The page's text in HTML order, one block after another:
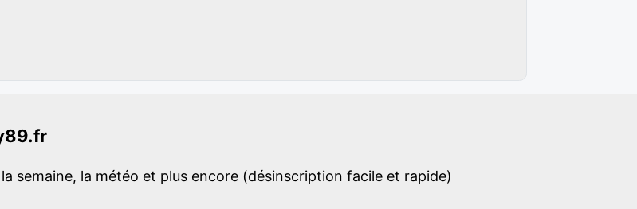
semaine, la météo et plus encore (désinscription facile et rapide)